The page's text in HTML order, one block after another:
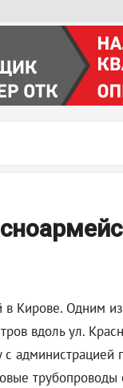
Одним из
вдоль ул.